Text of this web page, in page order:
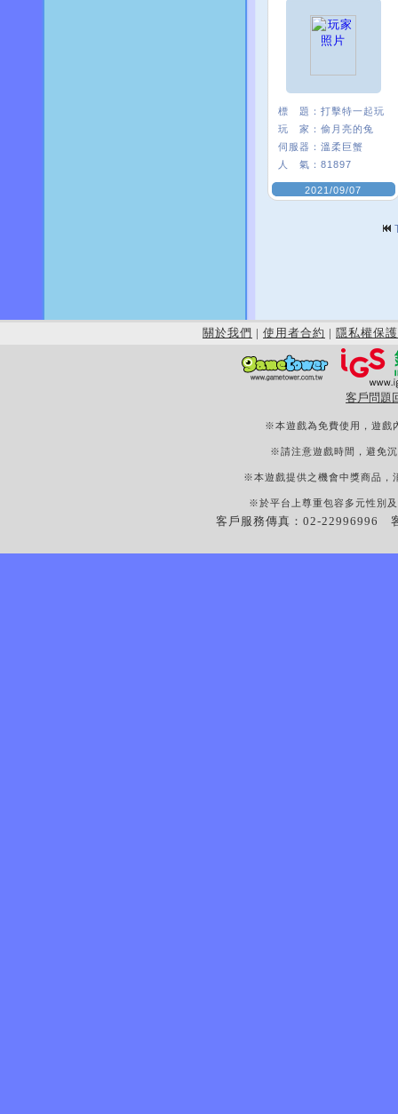
標 題： 打擊特一起玩
玩 家： 偷月亮的兔
伺服器： 溫柔巨蟹
人 氣： 81897
2021/09/07
關於我們 | 使用者合約 | 隱私權保護
客戶問題
※本遊戲為免費使用，遊戲
※請注意遊戲時間，避免
※本遊戲提供之機會中獎商品，
※於平台上尊重包容多元性別
客戶服務傳真：02-22996996